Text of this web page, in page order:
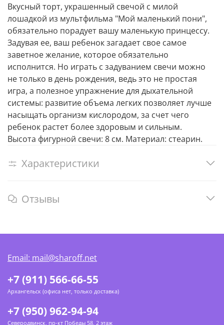
Вкусный торт, украшенный свечой с милой
лошадкой из мультфильма "Мой маленький пони",
обязательно порадует вашу маленькую принцессу.
Задувая ее, ваш ребенок загадает свое самое
заветное желание, которое обязательно
исполнится. Но играть с задуванием свечи можно
не только в день рождения, ведь это не простая
игра, а полезное упражнение для дыхательной
системы: развитие объема легких позволяет лучше
насыщать организм кислородом, за счет чего
ребенок растет более здоровым и сильным.
Высота фигурной свечи: 8 см. Материал: стеарин.
Характеристики
Отзывы
+7 (911) 566-66-55
Архангельск (офиса нет, только доставка)
+7 (950) 962-94-94
Северодвинск, пр-кт Победы 58, 2 этаж
Email: mail@sharoff.net